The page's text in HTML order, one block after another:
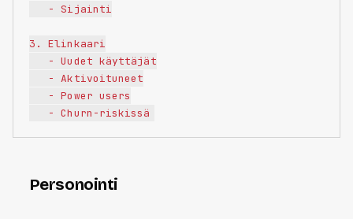
   - Sijainti
3. Elinkaari
   - Uudet käyttäjät
   - Aktivoituneet
   - Power users
Personointi